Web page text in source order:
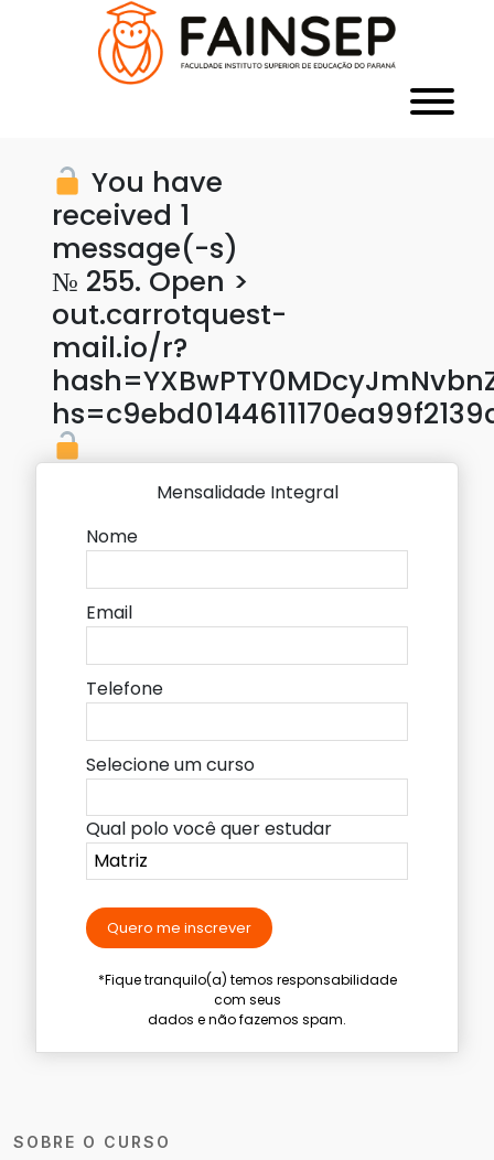
You have
received 1
message(-s)
№ 255. Open >
out.carrotquest-
mail.io/r?
SOBRE O CURSO
Mensalidade Integral
Nome
Email
Telefone
Selecione um curso
Qual polo você quer estudar
Quero me inscrever
*Fique tranquilo(a) temos responsabilidade
com seus
dados e não fazemos spam.